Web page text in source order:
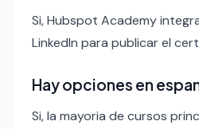
Si, Hubspot Academy
LinkedIn para publicar el
Hay opciones en
Si, la mayoria de cursos